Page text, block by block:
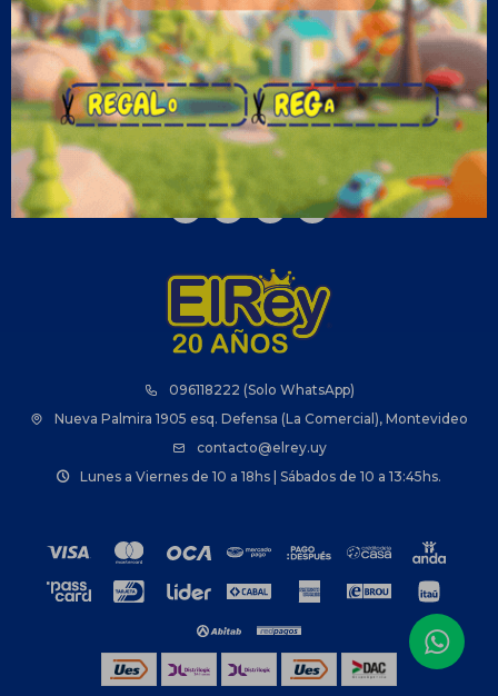
096118222 (Solo WhatsApp)
Nueva Palmira 1905 esq. Defensa (La Comercial), Montevideo
contacto@elrey.uy
Lunes a Viernes de 10 a 18hs | Sábados de 10 a 13:45hs.
Newsletter
¡Suscribite y recibí todas nuestras novedades!
SUSCRIBIRME
¡Seguinos!
